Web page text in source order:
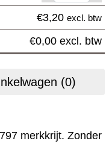
€3,20 excl. btw
€0,00 excl. btw
(0)
merkkrijt. Zonder